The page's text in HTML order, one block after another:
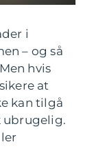
i
– og så
hvis
at
kan tilgå
ubrugelig.